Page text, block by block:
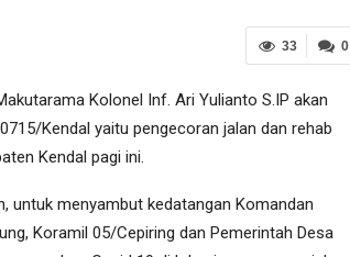
0
33
Kolonel Inf. Ari Yulianto S.IP akan
Kendal yaitu pengecoran jalan dan rehab
Kendal pagi ini.
untuk menyambut kedatangan Komandan
Koramil 05/Cepiring dan Pemerintah Desa